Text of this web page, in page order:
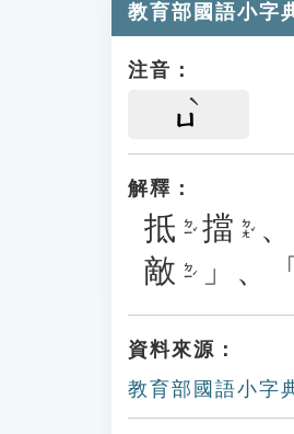
教育部國語小字
注音：
ㄩ
解釋：
抵 ㄉㄧˇ 擋 ㄉㄤˇ 、
敵 ㄉㄧˊ 」、「
資料來源：
教育部國語小字